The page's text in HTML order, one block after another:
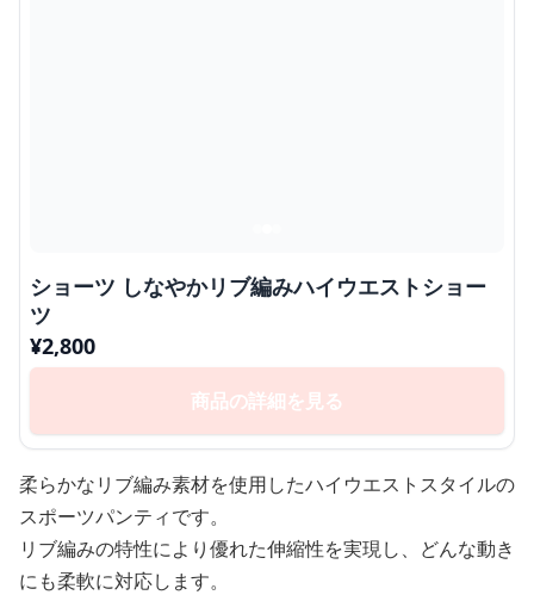
ショーツ しなやかリブ編みハイウエストショー
ツ
¥2,800
商品の詳細を見る
柔らかなリブ編み素材を使用したハイウエストスタイルの
スポーツパンティです。
リブ編みの特性により優れた伸縮性を実現し、どんな動き
にも柔軟に対応します。